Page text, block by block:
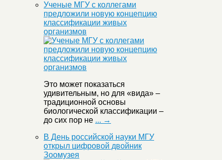
Ученые МГУ с коллегами
предложили новую концепцию
классификации живых
организмов
Это может показаться
удивительным, но для «вида» –
традиционной основы
биологической классификации –
до сих пор не ... →
В День российской науки МГУ
открыл цифровой двойник
Зоомузея